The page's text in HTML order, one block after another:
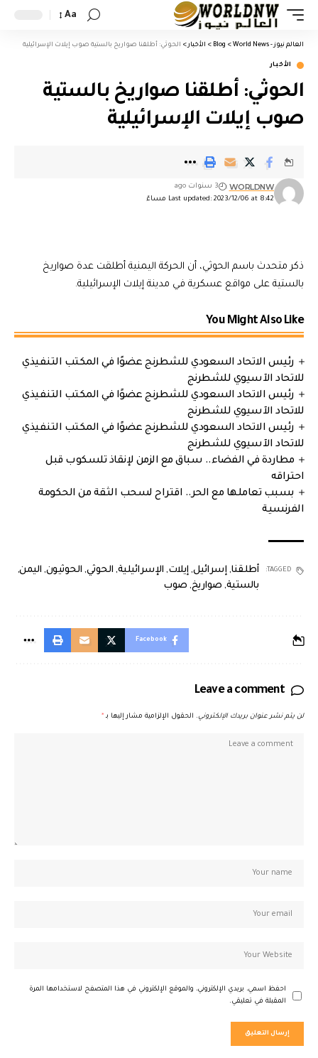
Aa
العالم نيوز - World News >
Blog
> الأخبار > الحوثي: أطلقنا صواريخ بالستية صوب إيلات الإسرائيلية
الأخبار
الحوثي: أطلقنا صواريخ بالستية
صوب إيلات الإسرائيلية
Last updated: 2023/12/06 at 8:42 مساءً
WORLDNW 3 سنوات ago
ذكر متحدث باسم الحوثي، أن الحركة اليمنية أطلقت عدة صواريخ
بالستية على مواقع عسكرية في مدينة إيلات الإسرائيلية.
You Might Also Like
رئيس الاتحاد السعودي للشطرنج عضوًا في المكتب التنفيذي
للاتحاد الآسيوي للشطرنج
رئيس الاتحاد السعودي للشطرنج عضوًا في المكتب التنفيذي
للاتحاد الآسيوي للشطرنج
رئيس الاتحاد السعودي للشطرنج عضوًا في المكتب التنفيذي
للاتحاد الآسيوي للشطرنج
مطاردة في الفضاء.. سباق مع الزمن لإنقاذ تلسكوب قبل
احتراقه
بسبب تعاملها مع الحر.. اقتراح لسحب الثقة من الحكومة
الفرنسية
TAGGED: أطلقنا,إسرائيل,إيلات, الإسرائيلية, الحوثي, الحوثيون, اليمن,
بالستية, صواريخ, صوب
Facebook
Leave a comment
لن يتم نشر عنوان بريدك الإلكتروني. الحقول الإلزامية مشار إليها بـ *
احفظ اسمي، بريدي الإلكتروني، والموقع الإلكتروني في هذا المتصفح لاستخدامها المرة
المقبلة في تعليقي.